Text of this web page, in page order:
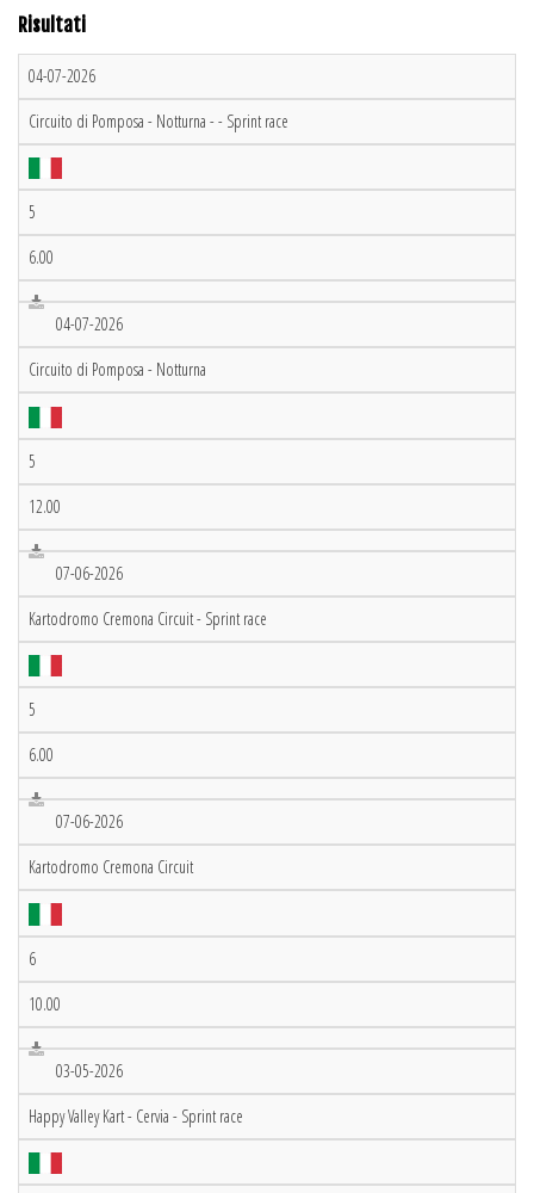
Risultati
04-07-2026
Circuito di Pomposa - Notturna - - Sprint race
5
6.00
04-07-2026
Circuito di Pomposa - Notturna
5
12.00
07-06-2026
Kartodromo Cremona Circuit - Sprint race
5
6.00
07-06-2026
Kartodromo Cremona Circuit
6
10.00
03-05-2026
Happy Valley Kart - Cervia - Sprint race